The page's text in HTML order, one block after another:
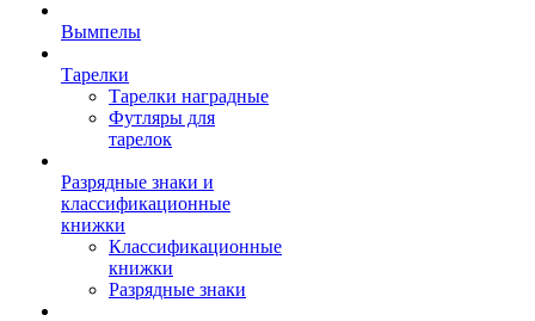
Вымпелы
Тарелки
Тарелки наградные
Футляры для
тарелок
Разрядные знаки и
классификационные
книжки
Классификационные
книжки
Разрядные знаки